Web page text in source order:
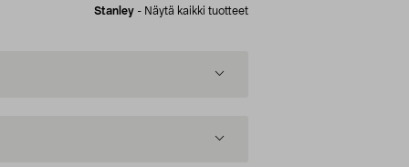
Stanley - Näytä kaikki tuotteet